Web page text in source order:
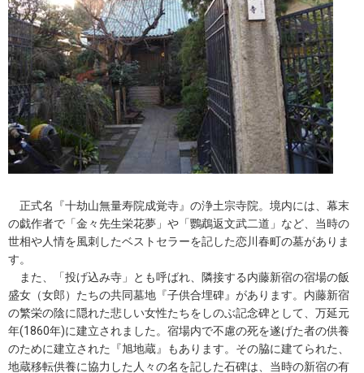
正式名『十劫山無量寿院成覚寺』の浄土宗寺院。境内には、幕末
の戯作者で「金々先生栄花夢」や「鸚鵡返文武二道」など、当時の
世相や人情を風刺したベストセラーを記した恋川春町の墓がありま
す。
また、「投げ込み寺」とも呼ばれ、隣接する内藤新宿の宿場の飯
盛女（女郎）たちの共同墓地『子供合埋碑』があります。内藤新宿
の繁栄の陰に隠れた悲しい女性たちをしのぶ記念碑として、万延元
年(1860年)に建立されました。宿場内で不慮の死を遂げた者の供養
のために建立された『旭地蔵』もあります。その脇に建てられた、
地蔵移転供養に協力した人々の名を記した石碑は、当時の新宿の有